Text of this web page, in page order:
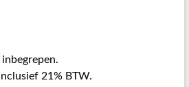
21% BTW.